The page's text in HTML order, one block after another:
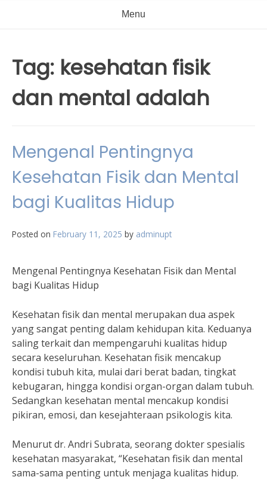
Menu
Tag: kesehatan fisik
dan mental adalah
Mengenal Pentingnya
Kesehatan Fisik dan Mental
bagi Kualitas Hidup
Posted on February 11, 2025 by adminupt
Mengenal Pentingnya Kesehatan Fisik dan Mental
bagi Kualitas Hidup
Kesehatan fisik dan mental merupakan dua aspek
yang sangat penting dalam kehidupan kita. Keduanya
saling terkait dan mempengaruhi kualitas hidup
secara keseluruhan. Kesehatan fisik mencakup
kondisi tubuh kita, mulai dari berat badan, tingkat
kebugaran, hingga kondisi organ-organ dalam tubuh.
Sedangkan kesehatan mental mencakup kondisi
pikiran, emosi, dan kesejahteraan psikologis kita.
Menurut dr. Andri Subrata, seorang dokter spesialis
kesehatan masyarakat, “Kesehatan fisik dan mental
sama-sama penting untuk menjaga kualitas hidup.